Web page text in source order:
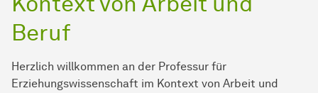
Beruf
Herzlich willkommen an der Professur für
Erziehungswissenschaft im Kontext von Arbeit und